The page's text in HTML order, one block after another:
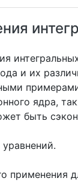
и их
ядра,
быть
применения